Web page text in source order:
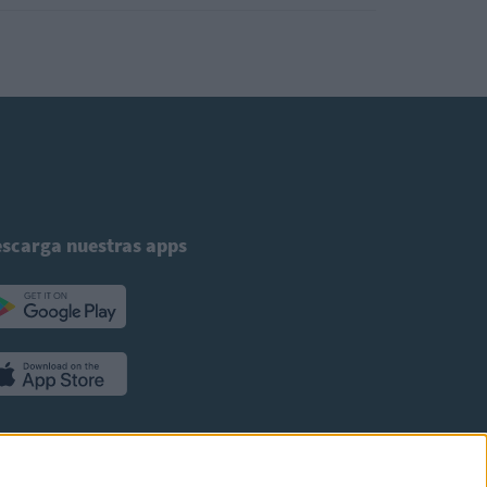
nuestras apps